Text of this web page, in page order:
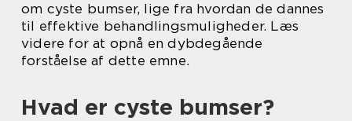
om cyste bumser, lige fra hvordan de dannes
til effektive behandlingsmuligheder. Læs
videre for at opnå en dybdegående
forståelse af dette emne.
Hvad er cyste bumser?